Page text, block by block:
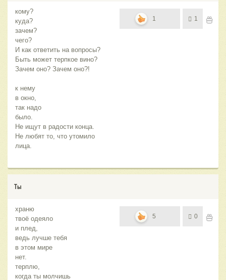
кому?
куда?
зачем?
чего?
И как ответить на вопросы?
Быть может терпкое вино?
Зачем оно? Зачем оно?!
к нему
в окно,
так надо
было.
Не ищут в радости конца.
Не любят то, что утомило
лица.
1 1
Ты
храню
твоё одеяло
и плед,
ведь лучше тебя
в этом мире
нет.
терплю,
когда ты молчишь
5 0